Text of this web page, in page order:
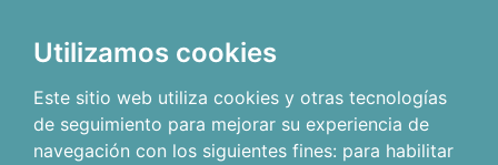
Utilizamos cookies
Este sitio web utiliza cookies y otras tecnologías
de seguimiento para mejorar su experiencia de
navegación con los siguientes fines: para habilitar